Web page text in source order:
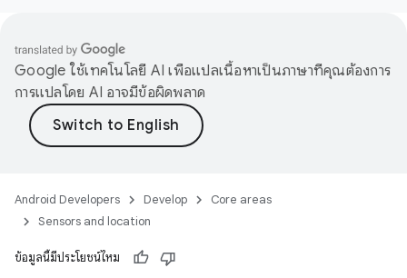
Google ใช้เทคโนโลยี AI เพื่อแปลเนื้อหาเป็นภาษาที่คุณต้องการ
การแปลโดย AI อาจมีข้อผิดพลาด
Android Developers Develop
Core areas
Sensors and location
ข้อมูลนี้มีประโยชน์ไหม